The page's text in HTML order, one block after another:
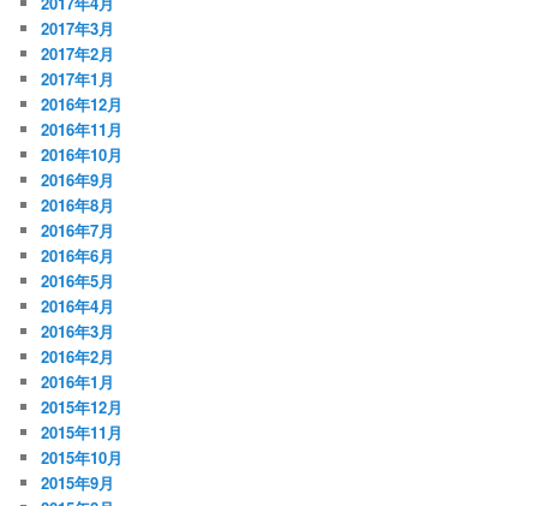
2017年3月
2017年2月
2017年1月
2016年12月
2016年11月
2016年10月
2016年9月
2016年8月
2016年7月
2016年6月
2016年5月
2016年4月
2016年3月
2016年2月
2016年1月
2015年12月
2015年11月
2015年10月
2015年9月